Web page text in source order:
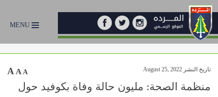
MENU
تاريخ النشر August 25, 2022 A A A
منظمة الصحة: مليون حالة وفاة بكوفيد حول